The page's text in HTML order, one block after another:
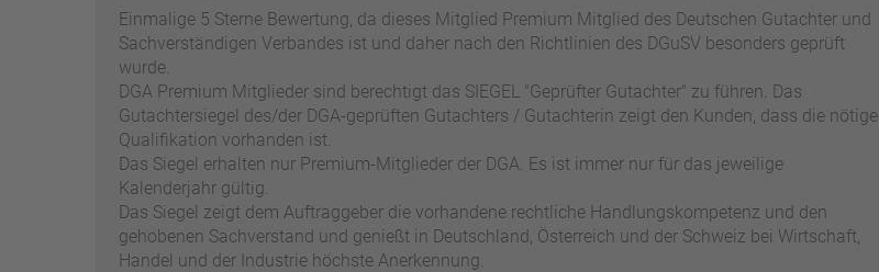
Einmalige 5 Sterne Bewertung, da dieses Mitglied Premium Mitglied des Deutschen Gutachter und
Sachverständigen Verbandes ist und daher nach den Richtlinien des DGuSV besonders geprüft
wurde.
DGA Premium Mitglieder sind berechtigt das SIEGEL "Geprüfter Gutachter" zu führen. Das
Gutachtersiegel des/der DGA-geprüften Gutachters / Gutachterin zeigt den Kunden, dass die nötige
Qualifikation vorhanden ist.
Das Siegel erhalten nur Premium-Mitglieder der DGA. Es ist immer nur für das jeweilige
Kalenderjahr gültig.
Das Siegel zeigt dem Auftraggeber die vorhandene rechtliche Handlungskompetenz und den
gehobenen Sachverstand und genießt in Deutschland, Österreich und der Schweiz bei Wirtschaft,
Handel und der Industrie höchste Anerkennung.